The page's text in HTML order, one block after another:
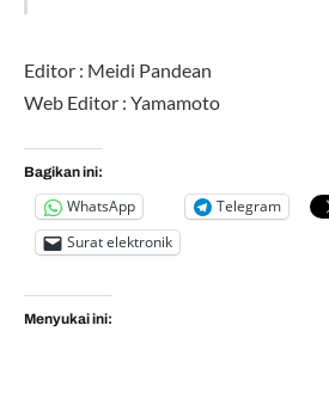
Editor : Meidi Pandean
Web Editor : Yamamoto
Bagikan ini:
WhatsApp
Telegram
Surat elektronik
Menyukai ini: